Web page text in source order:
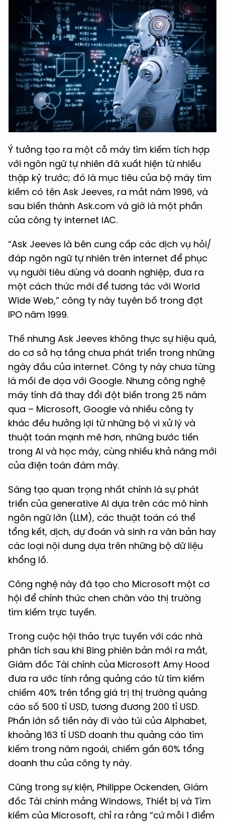
Ý tưởng tạo ra một cỗ máy tìm kiếm tích hợp
với ngôn ngữ tự nhiên đã xuất hiện từ nhiều
thập kỷ trước; đó là mục tiêu của bộ máy tìm
kiếm có tên Ask Jeeves, ra mắt năm 1996, và
sau biến thành Ask.com và giờ là một phần
của công ty internet IAC.
“Ask Jeeves là bên cung cấp các dịch vụ hỏi/
đáp ngôn ngữ tự nhiên trên internet để phục
vụ người tiêu dùng và doanh nghiệp, đưa ra
một cách thức mới để tương tác với World
Wide Web,” công ty này tuyên bố trong đợt
IPO năm 1999.
Thế nhưng Ask Jeeves không thực sự hiệu quả,
do cơ sở hạ tầng chưa phát triển trong những
ngày đầu của internet. Công ty này chưa từng
là mối đe dọa với Google. Nhưng công nghệ
máy tính đã thay đổi đột biến trong 25 năm
qua – Microsoft, Google và nhiều công ty
khác đều hưởng lợi từ những bộ vi xử lý và
thuật toán mạnh mẽ hơn, những bước tiến
trong AI và học máy, cùng nhiều khả năng mới
của điện toán đám mây.
Sáng tạo quan trọng nhất chính là sự phát
triển của generative AI dựa trên các mô hình
ngôn ngữ lớn (LLM), các thuật toán có thể
tổng kết, dịch, dự đoán và sinh ra văn bản hay
các loại nội dung dựa trên những bộ dữ liệu
khổng lồ.
Công nghệ này đã tạo cho Microsoft một cơ
hội để chính thức chen chân vào thị trường
tìm kiếm trực tuyến.
Trong cuộc hội thảo trực tuyến với các nhà
phân tích sau khi Bing phiên bản mới ra mắt,
Giám đốc Tài chính của Microsoft Amy Hood
đưa ra ước tính rằng quảng cáo từ tìm kiếm
chiếm 40% trên tổng giá trị thị trường quảng
cáo số 500 tỉ USD, tương đương 200 tỉ USD.
Phần lớn số tiền này đi vào túi của Alphabet,
khoảng 163 tỉ USD doanh thu quảng cáo tìm
kiếm trong năm ngoái, chiếm gần 60% tổng
doanh thu của công ty này.
Cũng trong sự kiện, Philippe Ockenden, Giám
đốc Tài chính mảng Windows, Thiết bị và Tìm
kiếm của Microsoft, chỉ ra rằng “cứ mỗi 1 điểm